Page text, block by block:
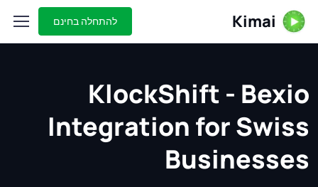
Kimai להתחלה בחינם
KlockShift - Bexio
Integration for Swiss
Businesses